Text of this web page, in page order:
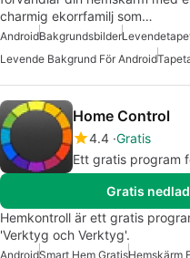
charmig ekorrfamilj som…
AndroidBakgrundsbilder
Levende Bakgrund För Android
Home Control
4.4 Gratis
Ett gratis program
Gratis
Hemkontroll är ett gratis
'Verktyg och Verktyg'.
AndroidSmart Hem GratisHemskärm